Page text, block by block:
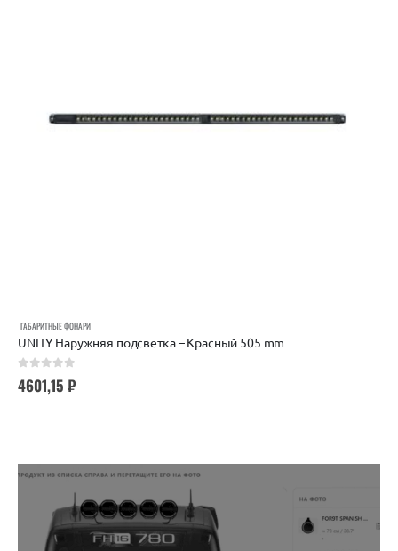
ГАБАРИТНЫЕ ФОНАРИ
UNITY Наружняя подсветка – Красный 505 mm
4601,15 ₽